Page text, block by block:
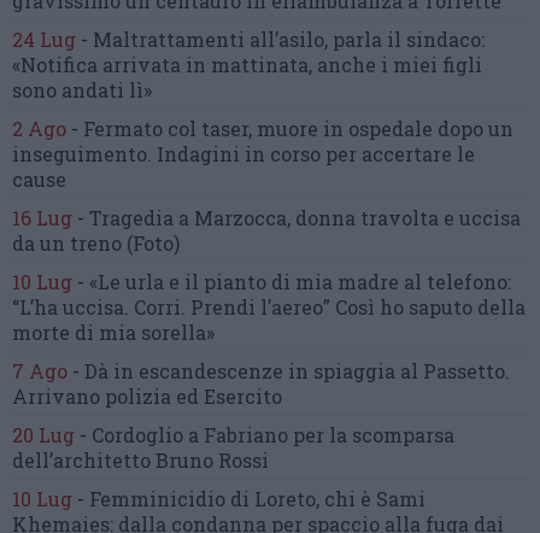
24 Lug - Maltrattamenti all’asilo, parla il sindaco:
«Notifica arrivata in mattinata, anche i miei figli
sono andati lì»
2 Ago - Fermato col taser, muore in ospedale dopo un
inseguimento. Indagini in corso per accertare le
cause
16 Lug - Tragedia a Marzocca, donna travolta e uccisa
da un treno (Foto)
10 Lug - «Le urla e il pianto di mia madre al telefono:
“L’ha uccisa. Corri. Prendi l’aereo” Così ho saputo della
morte di mia sorella»
7 Ago - Dà in escandescenze in spiaggia al Passetto.
Arrivano polizia ed Esercito
20 Lug - Cordoglio a Fabriano per la scomparsa
dell’architetto Bruno Rossi
10 Lug - Femminicidio di Loreto, chi è Sami
Khemaies: dalla condanna per spaccio alla fuga dai